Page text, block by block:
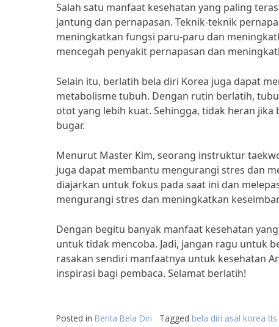
Salah satu manfaat kesehatan yang paling
jantung dan pernapasan. Teknik-teknik
meningkatkan fungsi paru-paru dan
mencegah penyakit pernapasan dan
Selain itu, berlatih bela diri Korea juga dapat
metabolisme tubuh. Dengan rutin berlatih,
otot yang lebih kuat. Sehingga, tidak heran
bugar.
Menurut Master Kim, seorang instruktur
juga dapat membantu mengurangi stres dan
diajarkan untuk fokus pada saat ini dan
mengurangi stres dan meningkatkan
Dengan begitu banyak manfaat kesehatan
untuk tidak mencoba. Jadi, jangan ragu untuk
rasakan sendiri manfaatnya untuk kesehatan
inspirasi bagi pembaca. Selamat berlatih!
Posted in Berita Bela Diri Tagged bela diri asal korea tts